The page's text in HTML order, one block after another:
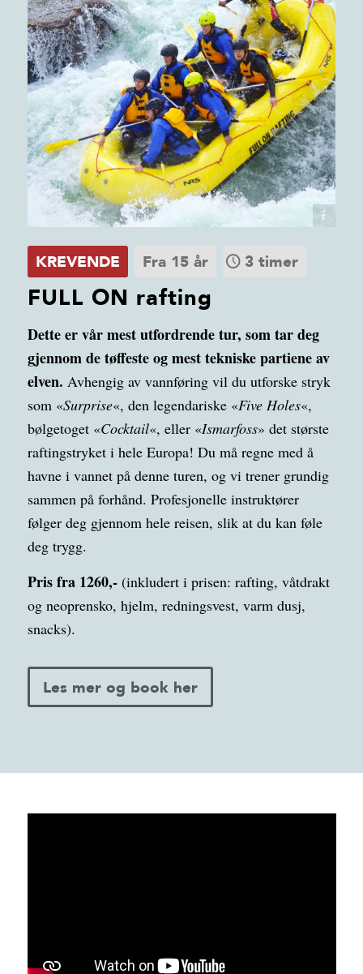
KREVENDE Fra 15 år 3 timer
FULL ON rafting
Dette er vår mest utfordrende tur, som tar deg
gjennom de tøffeste og mest tekniske partiene av
elven. Avhengig av vannføring vil du utforske stryk
som «Surprise«, den legendariske «Five Holes«,
bølgetoget «Cocktail«, eller «Ismarfoss» det største
raftingstryket i hele Europa! Du må regne med å
havne i vannet på denne turen, og vi trener grundig
sammen på forhånd. Profesjonelle instruktører
følger deg gjennom hele reisen, slik at du kan føle
deg trygg.
Pris fra 1260,-(inkludert i prisen: rafting, våtdrakt
og neoprensko, hjelm, redningsvest, varm dusj,
snacks).
Les mer og book her
Dagali Fjellpark